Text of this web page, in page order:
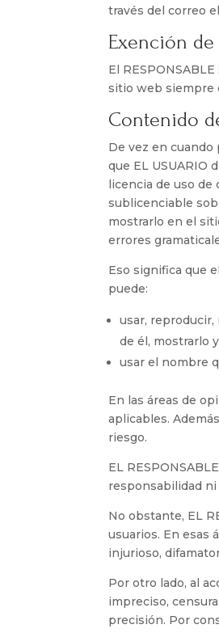
través del correo
Exención
El
sitio web siempre
Contenido
De vez en
que EL USUARIO
licencia de uso de
sublicenciable
mostrarlo en el
errores
Eso significa que
puede:
usar,
de él, mostrarlo
usar el nombre
En las áreas de
aplicables.
riesgo.
EL
responsabilidad
No obstante, EL
usuarios. En esas
injurioso,
Por otro lado, al
impreciso,
precisión. Por